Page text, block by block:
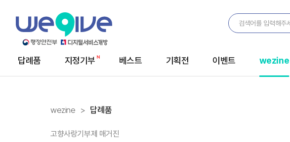
메
답례품 지정기부 베스트 기획전 이벤트 wezine
wezine 답례품
고향사랑기부제 매거진